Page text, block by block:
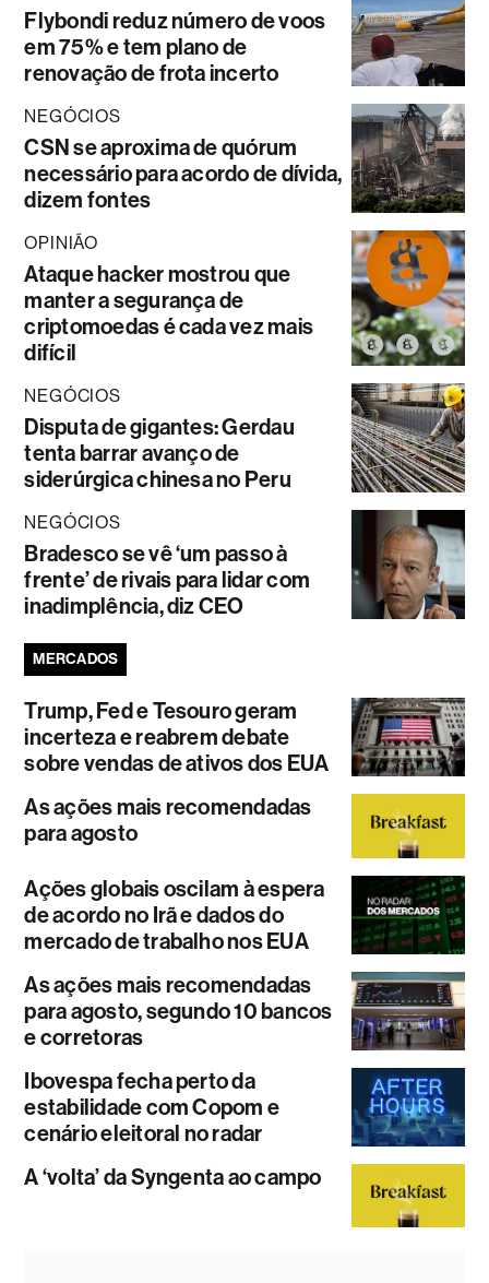
Flybondi reduz número de voos
em 75% e tem plano de
renovação de frota incerto
NEGÓCIOS
CSN se aproxima de quórum
necessário para acordo de dívida,
dizem fontes
OPINIÃO
Ataque hacker mostrou que
manter a segurança de
criptomoedas é cada vez mais
difícil
NEGÓCIOS
Disputa de gigantes: Gerdau
tenta barrar avanço de
siderúrgica chinesa no Peru
NEGÓCIOS
Bradesco se vê ‘um passo à
frente’ de rivais para lidar com
inadimplência, diz CEO
MERCADOS
Trump, Fed e Tesouro geram
incerteza e reabrem debate
sobre vendas de ativos dos EUA
As ações mais recomendadas
para agosto
Ações globais oscilam à espera
de acordo no Irã e dados do
mercado de trabalho nos EUA
As ações mais recomendadas
para agosto, segundo 10 bancos
e corretoras
Ibovespa fecha perto da
estabilidade com Copom e
cenário eleitoral no radar
A ‘volta’ da Syngenta ao campo